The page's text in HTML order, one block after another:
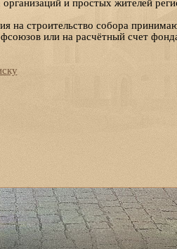
и простых жителей
на строительство собора
или на расчётный счет